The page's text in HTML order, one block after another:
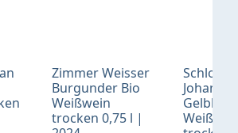
Zimmer Weisser
Burgunder Bio
Weißwein
trocken 0,75 l |
Schloß
Gelblack